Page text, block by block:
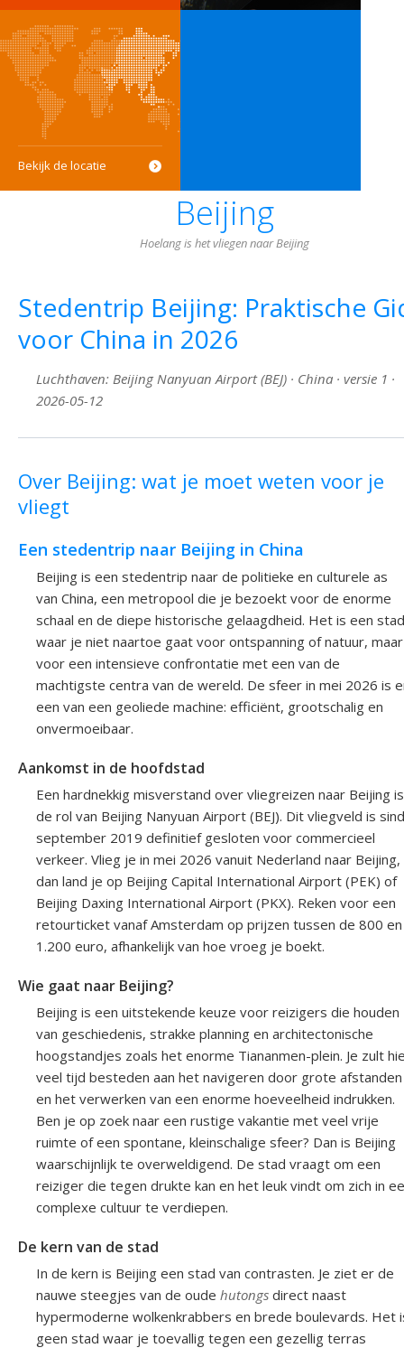
Bekijk de locatie
Beijing
Hoelang is het vliegen naar Beijing
Stedentrip Beijing: Praktische
voor China in 2026
Luchthaven: Beijing Nanyuan Airport (BEJ) · China · versie 1 ·
2026-05-12
Over Beijing: wat je moet weten voor je
vliegt
Een stedentrip naar Beijing in China
Beijing is een stedentrip naar de politieke en culturele as
van China, een metropool die je bezoekt voor de enorme
schaal en de diepe historische gelaagdheid. Het is een stad
waar je niet naartoe gaat voor ontspanning of natuur, maar
voor een intensieve confrontatie met een van de
machtigste centra van de wereld. De sfeer in mei 2026 is
een van een geoliede machine: efficiënt, grootschalig en
onvermoeibaar.
Aankomst in de hoofdstad
Een hardnekkig misverstand over vliegreizen naar Beijing is
de rol van Beijing Nanyuan Airport (BEJ). Dit vliegveld is
september 2019 definitief gesloten voor commercieel
verkeer. Vlieg je in mei 2026 vanuit Nederland naar Beijing,
dan land je op Beijing Capital International Airport (PEK) of
Beijing Daxing International Airport (PKX). Reken voor een
retourticket vanaf Amsterdam op prijzen tussen de 800 en
1.200 euro, afhankelijk van hoe vroeg je boekt.
Wie gaat naar Beijing?
Beijing is een uitstekende keuze voor reizigers die houden
van geschiedenis, strakke planning en architectonische
hoogstandjes zoals het enorme Tiananmen-plein. Je zult
veel tijd besteden aan het navigeren door grote afstanden
en het verwerken van een enorme hoeveelheid indrukken.
Ben je op zoek naar een rustige vakantie met veel vrije
ruimte of een spontane, kleinschalige sfeer? Dan is Beijing
waarschijnlijk te overweldigend. De stad vraagt om een
reiziger die tegen drukte kan en het leuk vindt om zich in
complexe cultuur te verdiepen.
De kern van de stad
In de kern is Beijing een stad van contrasten. Je ziet er de
nauwe steegjes van de oude hutongs direct naast
hypermoderne wolkenkrabbers en brede boulevards. Het
geen stad waar je toevallig tegen een gezellig terras